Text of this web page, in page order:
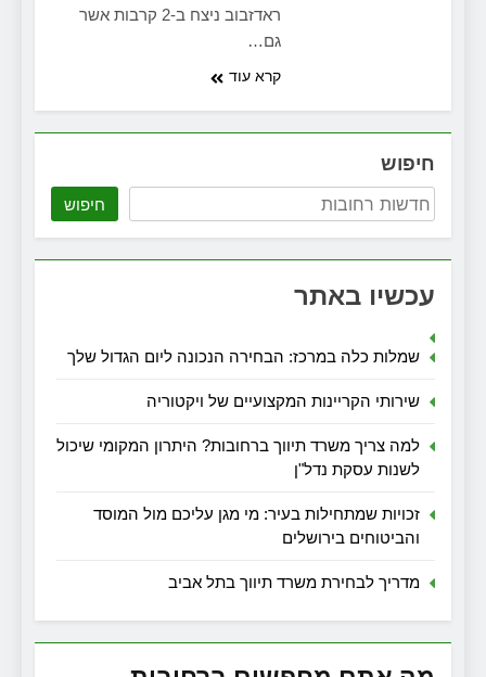
ראדזבוב ניצח ב-2 קרבות אשר
גם…
קרא עוד
חיפוש
חיפוש
עכשיו באתר
שמלות כלה במרכז: הבחירה הנכונה ליום הגדול שלך
שירותי הקריינות המקצועיים של ויקטוריה
למה צריך משרד תיווך ברחובות? היתרון המקומי שיכול
לשנות עסקת נדל"ן
זכויות שמתחילות בעיר: מי מגן עליכם מול המוסד
והביטוחים בירושלים
מדריך לבחירת משרד תיווך בתל אביב